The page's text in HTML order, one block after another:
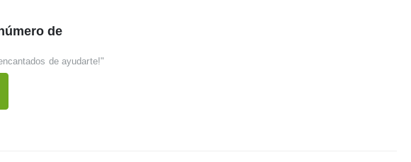
de
de ayudarte!"